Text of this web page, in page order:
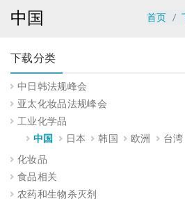
中国 首页
下载分类
中日韩法规峰会
亚太化妆品法规峰会
工业化学品
中国
日本 韩国 欧洲 台湾
化妆品
食品相关
农药和生物杀灭剂